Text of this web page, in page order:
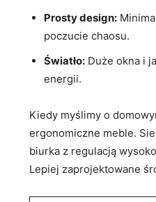
Prosty design:
poczucie chaosu.
Światło: Duże okna i
energii.
Kiedy myślimy o
ergonomiczne meble.
biurka z regulacją
Lepiej zaprojektowane